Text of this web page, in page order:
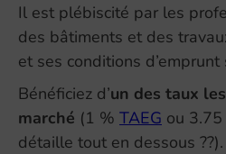
Il est plébiscité par les
des bâtiments et des
et ses conditions
Bénéficiez d’un des taux
marché (1 % TAEG ou 3.75
détaille tout en dessous ??).